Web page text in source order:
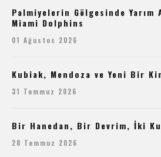
Palmiyelerin Gölgesinde Yarım
Miami Dolphins
01 Ağustos 2026
Kubiak, Mendoza ve Yeni Bir
31 Temmuz 2026
Bir Hanedan, Bir Devrim, İki
28 Temmuz 2026